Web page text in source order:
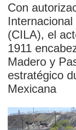
Con
(CILA), el
1911
Madero y
estratégico
Mexicana